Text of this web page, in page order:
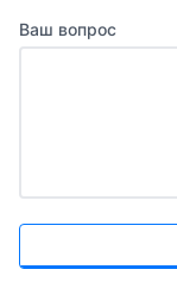
Ваш вопрос